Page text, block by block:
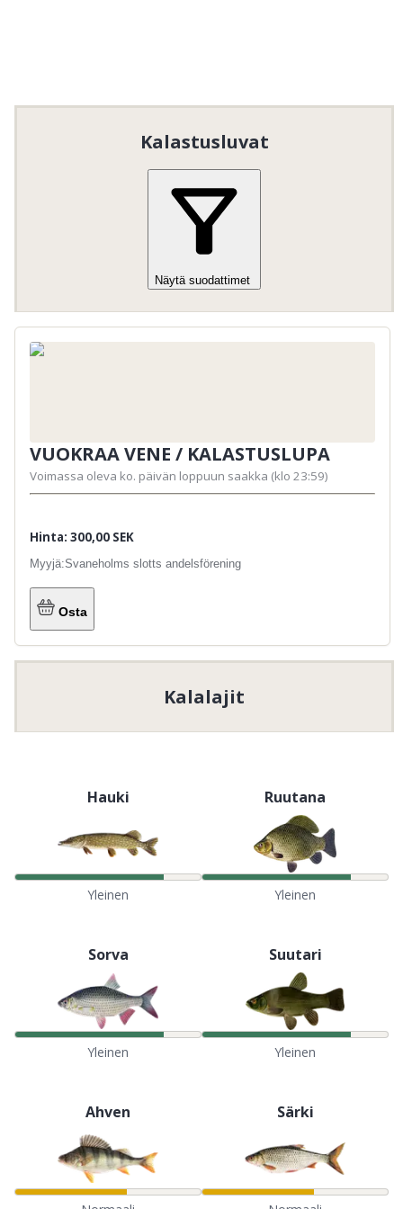
Kalastusluvat
Näytä suodattimet
VUOKRAA VENE / KALASTUSLUPA
Voimassa oleva ko. päivän loppuun saakka (klo 23:59)
Hinta: 300,00 SEK
Myyjä:Svaneholms slotts andelsförening
Osta
Kalalajit
Hauki
Yleinen
Ruutana
Yleinen
Sorva
Yleinen
Suutari
Yleinen
Ahven Särki